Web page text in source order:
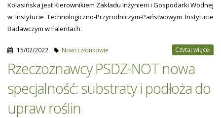
Kolasińska jest Kierownikiem Zakładu Inżynierii i Gospodarki Wodnej
w Instytucie Technologiczno-Przyrodniczym-Państwowym Instytucie
Badawczym w Falentach.
15/02/2022 Nowi członkowie Czytaj więcej
Rzeczoznawcy PSDZ-NOT nowa
specjalność: substraty i podłoża do
upraw roślin